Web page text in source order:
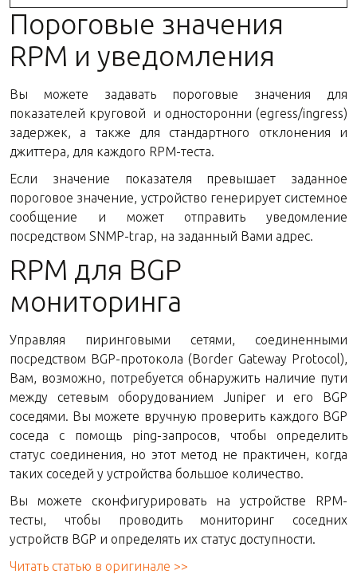
Пороговые значения
RPM и уведомления
Вы можете задавать пороговые значения для
показателей круговой и односторонни (egress/ingress)
задержек, а также для стандартного отклонения и
джиттера, для каждого RPM-теста.
Если значение показателя превышает заданное
пороговое значение, устройство генерирует системное
сообщение и может отправить уведомление
посредством SNMP-trap, на заданный Вами адрес.
RPM для BGP
мониторинга
Управляя пиринговыми сетями, соединенными
посредством BGP-протокола (Border Gateway Protocol),
Вам, возможно, потребуется обнаружить наличие пути
между сетевым оборудованием Juniper и его BGP
соседями. Вы можете вручную проверить каждого BGP
соседа с помощь ping-запросов, чтобы определить
статус соединения, но этот метод не практичен, когда
таких соседей у устройства большое количество.
Вы можете сконфигурировать на устройстве RPM-
тесты, чтобы проводить мониторинг соседних
устройств BGP и определять их статус доступности.
Читать статью в оригинале >>